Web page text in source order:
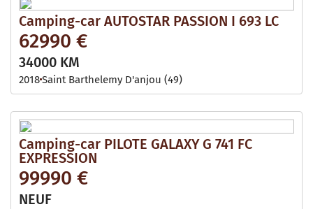
Camping-car AUTOSTAR PASSION I 693 LC
62990 €
34000 KM
2018Saint Barthelemy D'anjou (49)
Camping-car PILOTE GALAXY G 741 FC
EXPRESSION
99990 €
NEUF